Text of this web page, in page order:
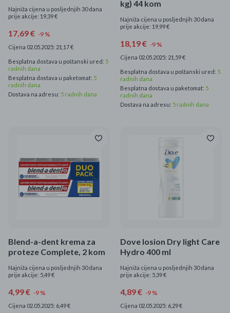
Najniža cijena u posljednjih 30 dana
prije akcije: 19,39 €
17,69 € -9 %
Cijena 02.05.2025: 21,17 €
Besplatna dostava u poštanski ured: 5
radnih dana
Besplatna dostava u paketomat: 5
radnih dana
Dostava na adresu: 5 radnih dana
kg) 44 kom
Najniža cijena u posljednjih 30 dana
prije akcije: 19,99 €
18,19 € -9 %
Cijena 02.05.2025: 21,59 €
Besplatna dostava u poštanski ured: 5
radnih dana
Besplatna dostava u paketomat: 5
radnih dana
Dostava na adresu: 5 radnih dana
Blend-a-dent krema za
proteze Complete, 2 kom
Najniža cijena u posljednjih 30 dana
prije akcije: 5,49 €
4,99 € -9 %
Cijena 02.05.2025: 6,49 €
Dove losion Dry light Care
Hydro 400 ml
Najniža cijena u posljednjih 30 dana
prije akcije: 5,39 €
4,89 € -9 %
Cijena 02.05.2025: 6,29 €